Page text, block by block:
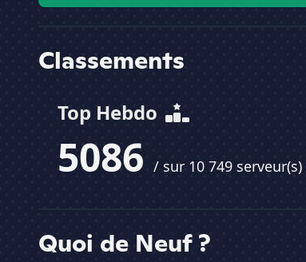
Classements
Top Hebdo
5086 / sur 10 749 serveur(s)
Quoi de Neuf ?